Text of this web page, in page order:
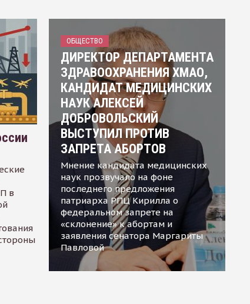
в
ОБЩЕСТВО
ДИРЕКТОР ДЕПАРТАМЕНТА
ЗДРАВООХРАНЕНИЯ ХМАО,
КАНДИДАТ МЕДИЦИНСКИХ
НАУК АЛЕКСЕЙ
ДОБРОВОЛЬСКИЙ
ВЫСТУПИЛ ПРОТИВ
ЗАПРЕТА АБОРТОВ
Мнение кандидата медицинских
наук прозвучало на фоне
последнего предложения
патриарха РПЦ Кирилла о
федеральном запрете на
«склонение» к абортам и
заявления сенатора Маргариты
Павловой